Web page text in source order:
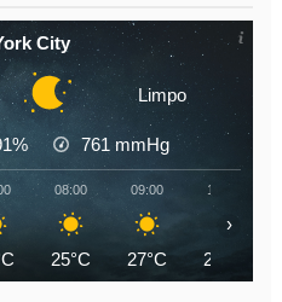
City
Limpo
761 mmHg
08:00
25°C
09:00
27°C
10:00
29°C
›